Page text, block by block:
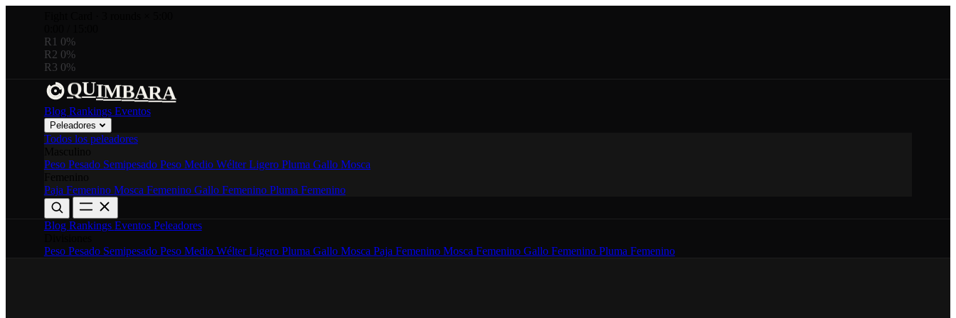
R1 0%
R2 0%
R3 0%
QUIMBARA
Blog Rankings Eventos
Peleadores
Todos los peleadores
Peso Pesado Semipesado Peso Medio WélterLigero Pluma Gallo Mosca
Paja Femenino Mosca Femenino Gallo Femenino Pluma Femenino
Blog Rankings Eventos Peleadores
Peso Pesado Semipesado Peso Medio WélterLigero Pluma Gallo Mosca Paja Femenino Mosca Femenino Gallo Femenino Pluma Femenino